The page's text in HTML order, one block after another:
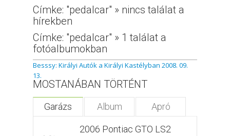
Címke: "pedalcar" » nincs találat a
hírekben
Címke: "pedalcar" » 1 találat a
fotóalbumokban
Besssy: Királyi Autók a Királyi Kastélyban 2008. 09.
13.
MOSTANÁBAN TÖRTÉNT
Garázs Album Apró
2006 Pontiac GTO LS2